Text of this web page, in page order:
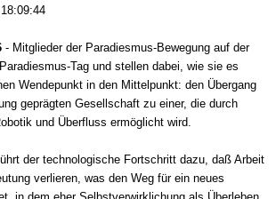
- Mitglieder der Paradiesmus-Bewegung auf der
Tag und stellen dabei, wie sie es
Wendepunkt in den Mittelpunkt: den Übergang
geprägten Gesellschaft zu einer, die durch
und Überfluss ermöglicht wird.
der technologische Fortschritt dazu, daß Arbeit
verlieren, was den Weg für ein neues